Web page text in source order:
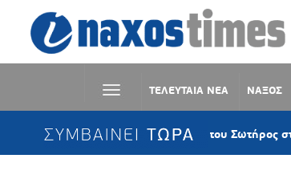
ΤΕΛΕΥΤΑΙΑ ΝΕΑ ΝΑΞΟΣ
ΣΥΜΒΑΙΝΕΙ ΤΩΡΑ
Η Μεταμόρφωση του Σωτήρος στα νησιά